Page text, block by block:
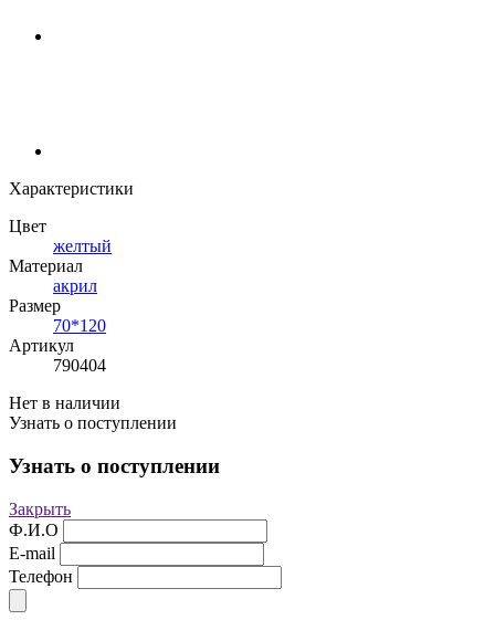
Характеристики
Цвет
желтый
Материал
акрил
Размер
70*120
Артикул
790404
Нет в наличии
Узнать о поступлении
Узнать о поступлении
Закрыть
Ф.И.О
E-mail
Телефон